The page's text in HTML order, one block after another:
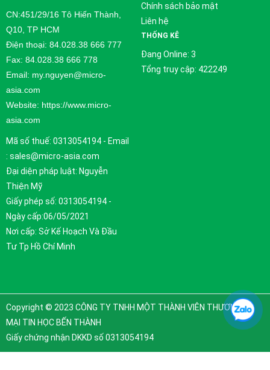
CN:451/29/16 Tô Hiến Thành,
Q10, TP HCM
Điện thoại: 84.028.38 666 777
Fax: 84.028.38 666 778
Email: my.nguyen@micro-
asia.com
Website: https://www.micro-
asia.com
Mã số thuế: 0313054194 - Email
: sales@micro-asia.com
Đại diện pháp luật: Nguyễn
Thiện Mỹ
Giấy phép số: 0313054194 -
Ngày cấp:06/05/2021
Nơi cấp: Sở Kế Hoạch Và Đầu
Tư Tp Hồ Chí Minh
Chính sách bảo mật
Liên hệ
THỐNG KÊ
Đang Online: 3
Tổng truy cập: 422249
Copyright © 2023 CÔNG TY TNHH MỘT THÀNH VIÊN THƯƠNG
MẠI TIN HỌC BẾN THÀNH
Giấy chứng nhận DKKD số 0313054194